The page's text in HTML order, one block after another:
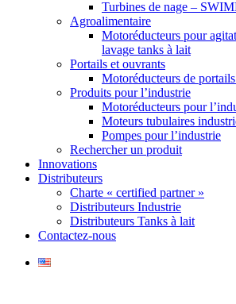
Turbines de nage –
Agroalimentaire
Motoréducteurs pour
lavage tanks à lait
Portails et ouvrants
Motoréducteurs de
Produits pour l’industrie
Motoréducteurs pour
Moteurs tubulaires
Pompes pour l’industrie
Rechercher un produit
Innovations
Distributeurs
Charte « certified partner »
Distributeurs Industrie
Distributeurs Tanks à lait
Contactez-nous